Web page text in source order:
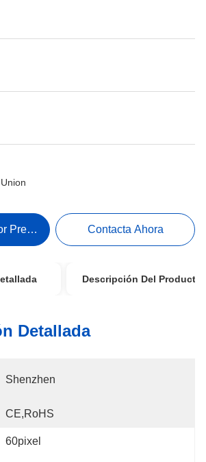
Precio Contacta Ahora
Descripción Del Producto
Detallada
Shenzhen
CE,RoHS
60pixel